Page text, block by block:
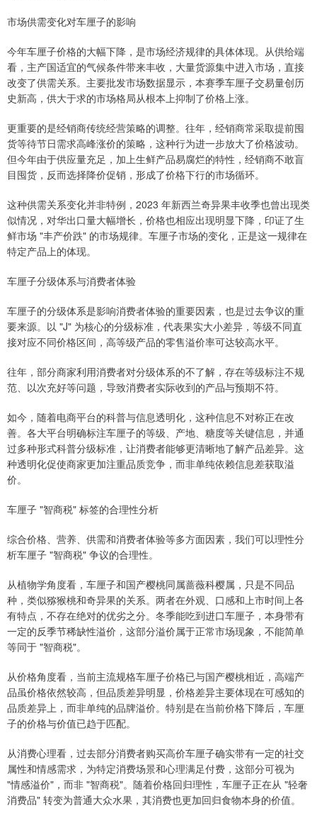
市场供需变化对车厘子的影响
今年车厘子价格的大幅下降，是市场经济规律的具体体现。从供给端
看，主产国适宜的气候条件带来丰收，大量货源集中进入市场，直接
改变了供需关系。主要批发市场数据显示，本赛季车厘子交易量创历
史新高，供大于求的市场格局从根本上抑制了价格上涨。
更重要的是经销商传统经营策略的调整。往年，经销商常采取提前囤
货等待节日需求高峰涨价的策略，这种行为进一步放大了价格波动。
但今年由于供应量充足，加上生鲜产品易腐烂的特性，经销商不敢盲
目囤货，反而选择降价促销，形成了价格下行的市场循环。
这种供需关系变化并非特例，2023 年新西兰奇异果丰收季也曾出现类
似情况，对华出口量大幅增长，价格也相应出现明显下降，印证了生
鲜市场 "丰产价跌" 的市场规律。车厘子市场的变化，正是这一规律在
特定产品上的体现。
车厘子分级体系与消费者体验
车厘子的分级体系是影响消费者体验的重要因素，也是过去争议的重
要来源。以 "J" 为核心的分级标准，代表果实大小差异，等级不同直
接对应不同价格区间，高等级产品的零售溢价率可达较高水平。
往年，部分商家利用消费者对分级体系的不了解，存在等级标注不规
范、以次充好等问题，导致消费者实际收到的产品与预期不符。
如今，随着电商平台的科普与信息透明化，这种信息不对称正在改
善。各大平台明确标注车厘子的等级、产地、糖度等关键信息，并通
过多种形式科普分级标准，让消费者能够更清晰地了解产品差异。这
种透明化促使商家更加注重品质竞争，而非单纯依赖信息差获取溢
价。
车厘子 "智商税" 标签的合理性分析
综合价格、营养、供需和消费者体验等多方面因素，我们可以理性分
析车厘子 "智商税" 争议的合理性。
从植物学角度看，车厘子和国产樱桃同属蔷薇科樱属，只是不同品
种，类似猕猴桃和奇异果的关系。两者在外观、口感和上市时间上各
有特点，不存在绝对的优劣之分。冬季能吃到进口车厘子，本身带有
一定的反季节稀缺性溢价，这部分溢价属于正常市场现象，不能简单
等同于 "智商税"。
从价格角度看，当前主流规格车厘子价格已与国产樱桃相近，高端产
品虽价格依然较高，但品质差异明显，价格差异主要体现在可感知的
品质差异上，而非单纯的品牌溢价。特别是在当前价格下降后，车厘
子的价格与价值已趋于匹配。
从消费心理看，过去部分消费者购买高价车厘子确实带有一定的社交
属性和情感需求，为特定消费场景和心理满足付费，这部分可视为
"情感溢价"，而非 "智商税"。随着价格回归理性，车厘子正在从 "轻奢
消费品" 转变为普通大众水果，其消费也更加回归食物本身的价值。